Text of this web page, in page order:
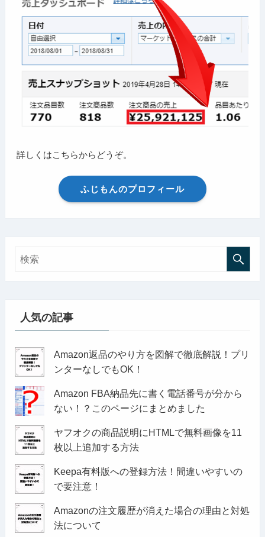
詳しくはこちらからどうぞ。
ふじもんのプロフィール
人気の記事
Amazon返品のやり方を図解で徹底解説！プリ
ンターなしでもOK！
Amazon FBA納品先に書く電話番号が分から
ない！？このページにまとめました
ヤフオクの商品説明にHTMLで無料画像を11
枚以上追加する方法
Keepa有料版への登録方法！間違いやすいの
で要注意！
Amazonの注文履歴が消えた場合の理由と対処
法について